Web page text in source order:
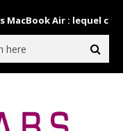
MacBook Air : lequel